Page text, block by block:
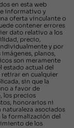
en esta web
informativo y
oferta vinculante o
contener errores
dato relativo a los
precio,
y por
planos,
son meramente
estado actual del
en cualquier
sin que la
a favor de
los precios
honorarios ni
asociados
la formalización del
de los